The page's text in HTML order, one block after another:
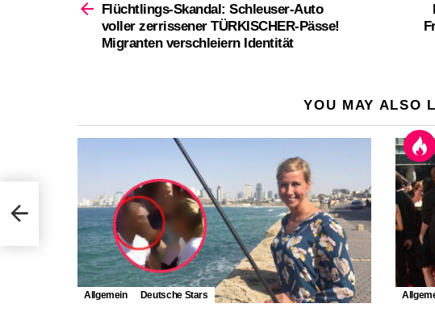
moreFlüchtlings-Skandal: Schleuser-Auto
voller zerrissener TÜRKISCHER-Pässe!
Migranten verschleiern Identität
YOU MAY ALSO
Allgemein Deutsche Stars